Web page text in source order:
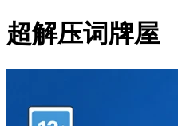
超解压词牌屋